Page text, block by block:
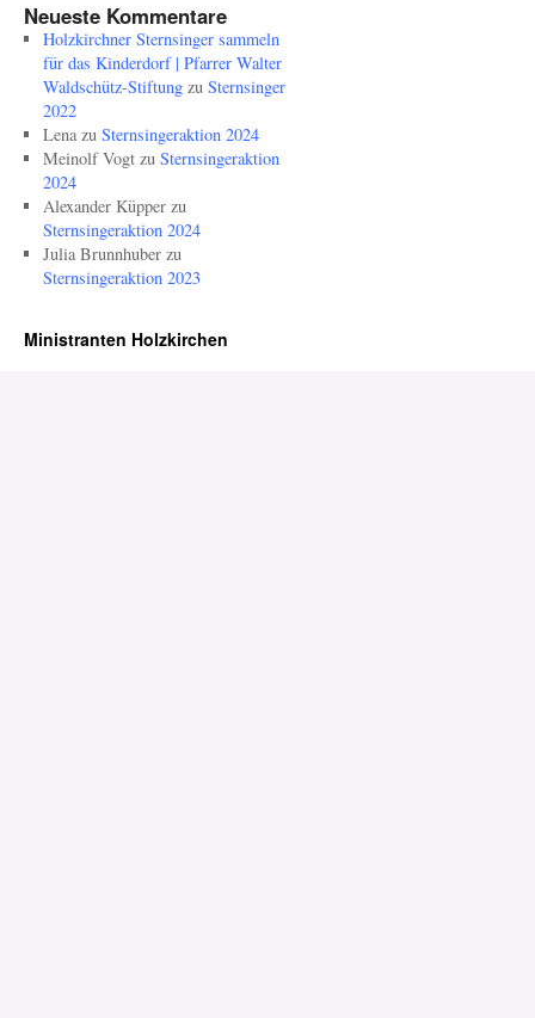
Neueste Kommentare
Holzkirchner Sternsinger sammeln
für das Kinderdorf | Pfarrer Walter
Waldschütz-Stiftungzu Sternsinger
2022
Lenazu Sternsingeraktion 2024
Meinolf Vogtzu Sternsingeraktion
2024
Alexander Küpperzu
Sternsingeraktion 2024
Julia Brunnhuberzu
Sternsingeraktion 2023
Ministranten Holzkirchen